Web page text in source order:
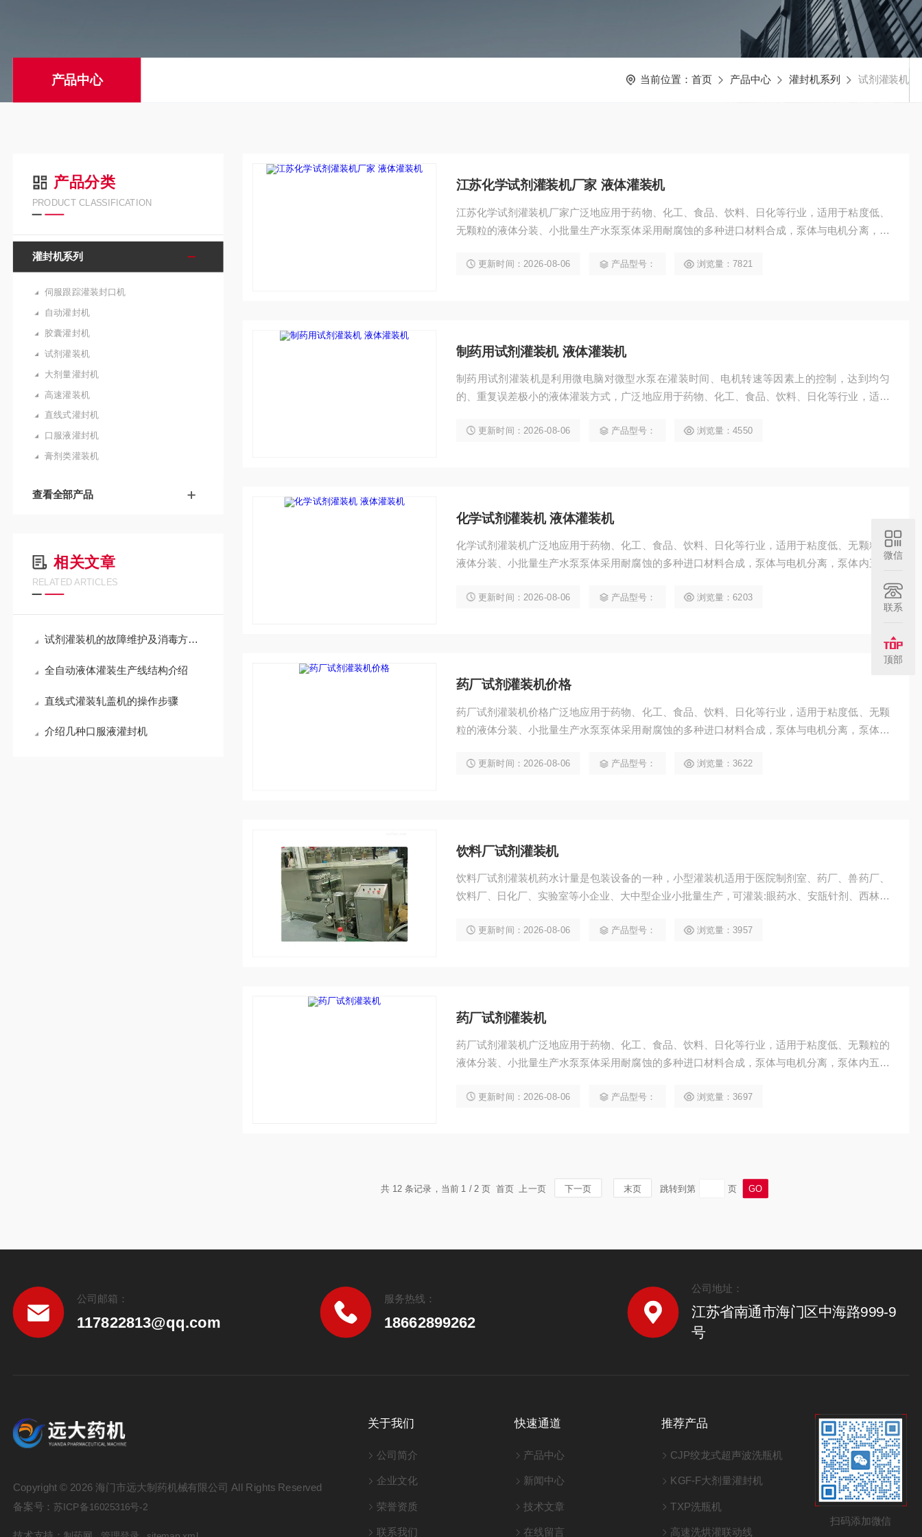
产品中心 当前位置： 首页 产品中心 灌封机系列 试剂灌装机
产品分类
PRODUCT CLASSIFICATION
灌封机系列
伺服跟踪灌装封口机
自动灌封机
胶囊灌封机
试剂灌装机
大剂量灌封机
高速灌装机
直线式灌封机
口服液灌封机
膏剂类灌装机
查看全部产品
相关文章
RELATED ARTICLES
试剂灌装机的故障维护及消毒方法！
全自动液体灌装生产线结构介绍
直线式灌装轧盖机的操作步骤
介绍几种口服液灌封机
江苏化学试剂灌装机厂家 液体灌装机
江苏化学试剂灌装机厂家广泛地应用于药物、化工、食品、饮料、日化等行业，适用于粘度低、
无颗粒的液体分装、小批量生产水泵泵体采用耐腐蚀的多种进口材料合成，泵体与电机分离，泵
更新时间：2026-08-06 产品型号： 浏览量：7821
制药用试剂灌装机 液体灌装机
制药用试剂灌装机是利用微电脑对微型水泵在灌装时间、电机转速等因素上的控制，达到均匀
的、重复误差极小的液体灌装方式，广泛地应用于药物、化工、食品、饮料、日化等行业，适用
机分离，泵体内五机械金属部件、无磨损。
更新时间：2026-08-06 产品型号： 浏览量：4550
化学试剂灌装机 液体灌装机
化学试剂灌装机广泛地应用于药物、化工、食品、饮料、日化等行业，适用于粘度低、无颗粒的
液体分装、小批量生产水泵泵体采用耐腐蚀的多种进口材料合成，泵体与电机分离，泵体内五机
更新时间：2026-08-06 产品型号： 浏览量：6203
药厂试剂灌装机价格
药厂试剂灌装机价格广泛地应用于药物、化工、食品、饮料、日化等行业，适用于粘度低、无颗
粒的液体分装、小批量生产水泵泵体采用耐腐蚀的多种进口材料合成，泵体与电机分离，泵体内
更新时间：2026-08-06 产品型号： 浏览量：3622
饮料厂试剂灌装机
饮料厂试剂灌装机药水计量是包装设备的一种，小型灌装机适用于医院制剂室、药厂、兽药厂、
饮料厂、日化厂、实验室等小企业、大中型企业小批量生产，可灌装:眼药水、安瓿针剂、西林瓶
更新时间：2026-08-06 产品型号： 浏览量：3957
药厂试剂灌装机
药厂试剂灌装机广泛地应用于药物、化工、食品、饮料、日化等行业，适用于粘度低、无颗粒的
液体分装、小批量生产水泵泵体采用耐腐蚀的多种进口材料合成，泵体与电机分离，泵体内五机
更新时间：2026-08-06 产品型号： 浏览量：3697
共 12 条记录，当前 1 / 2 页 首页 上一页 下一页 末页 跳转到第 页
公司邮箱：
117822813@qq.com
服务热线：
18662899262
公司地址：
江苏省南通市海门区中海路999-9
号
Copyright © 2026 海门市远大制药机械有限公司 All Rights Reserved
备案号：苏ICP备16025316号-2
关于我们
公司简介
企业文化
荣誉资质
联系我们
快速通道
产品中心
新闻中心
技术文章
在线留言
推荐产品
CJP绞龙式超声波洗瓶机
KGF-F大剂量灌封机
TXP洗瓶机
高速洗烘灌联动线
扫码添加微信
微信
联系
顶部